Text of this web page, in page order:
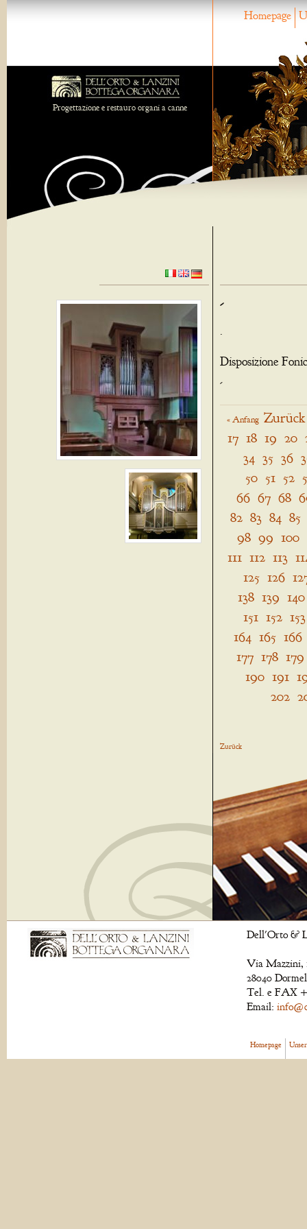
Homepage
Progettazione e restauro organi a canne
-
.
Disposizione
-
« Anfang Zurück
17 18 19 20
34 35 36
50 51 52
66 67 68
82 83 84 85
98 99 100
111 112 113
125 126
138 139 140
151 152 153
164 165 166
177 178 179
190 191
202
Zurück
Dell'Orto &
Via Mazzini,
28040
Tel. e FAX
Email:
Homepage